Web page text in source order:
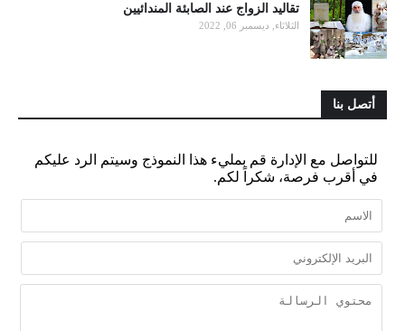
تقاليد الزواج عند الصابئة المندائيين
الثلاثاء, ديسمبر 06, 2022
أتصل بنا
للتواصل مع الإدارة قم بمليء هذا النموذج وسيتم الرد عليكم
في أقرب فرصة، شكراً لكم.